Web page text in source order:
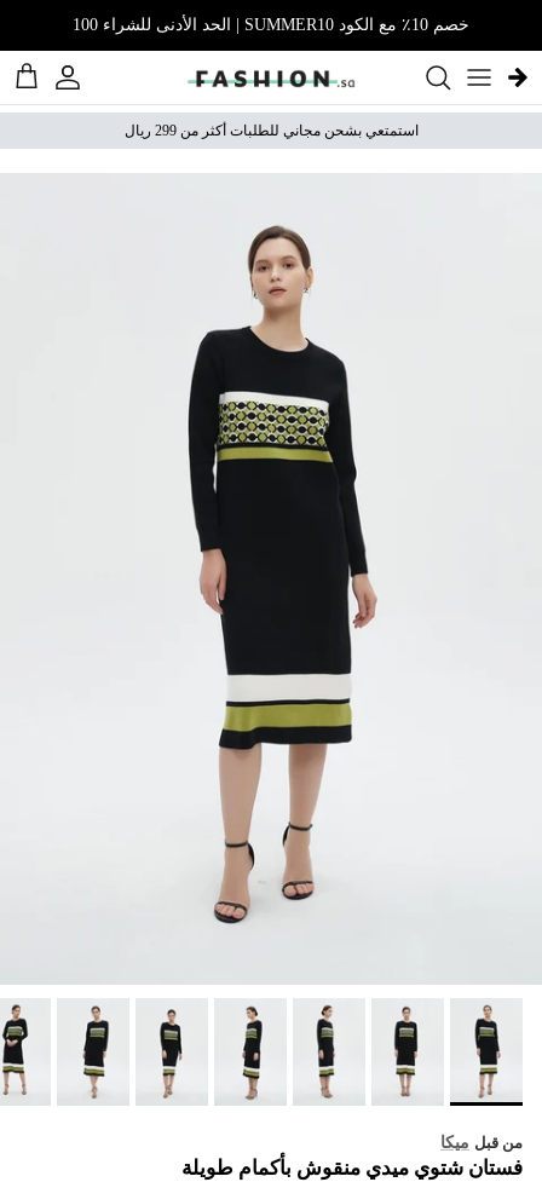
خصم 10٪ مع الكود SUMMER10 | الحد الأدنى للشراء 100
الحساب
استمتعي بشحن مجاني للطلبات أكثر من 299 ريال
من قبل ميكا
فستان شتوي ميدي منقوش بأكمام طويلة